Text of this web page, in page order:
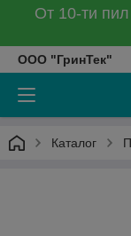
От 10-ти
ООО "ГринТек"
Каталог